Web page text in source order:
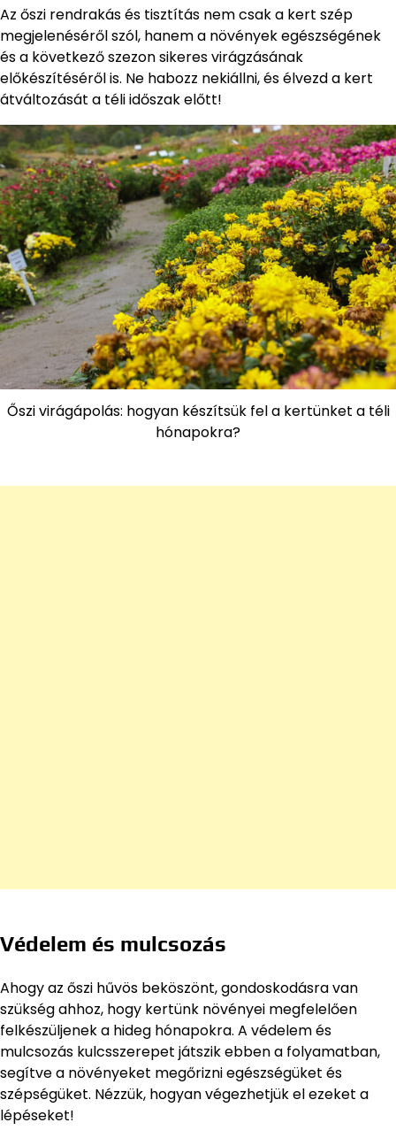
Az őszi rendrakás és tisztítás nem csak a kert szép
megjelenéséről szól, hanem a növények egészségének
és a következő szezon sikeres virágzásának
előkészítéséről is. Ne habozz nekiállni, és élvezd a kert
átváltozását a téli időszak előtt!
Őszi virágápolás: hogyan készítsük fel a kertünket a téli
hónapokra?
Védelem és mulcsozás
Ahogy az őszi hűvös beköszönt, gondoskodásra van
szükség ahhoz, hogy kertünk növényei megfelelően
felkészüljenek a hideg hónapokra. A védelem és
mulcsozás kulcsszerepet játszik ebben a folyamatban,
segítve a növényeket megőrizni egészségüket és
szépségüket. Nézzük, hogyan végezhetjük el ezeket a
lépéseket!